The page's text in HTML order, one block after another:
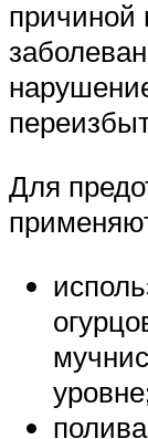
причиной
Для